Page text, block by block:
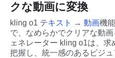
クな動画に変換
kling o1 テキスト → 動画機
で、なめらかでクリアな動
ェネレーター kling o1は、
把握し、統一感のあるビジ